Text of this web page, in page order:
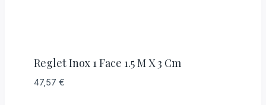
Reglet Inox 1 Face 1.5 M X 3 Cm
47,57 €